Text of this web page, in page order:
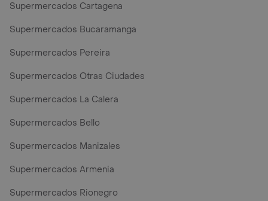
Supermercados Cartagena
Supermercados Bucaramanga
Supermercados Pereira
Supermercados Otras Ciudades
Supermercados La Calera
Supermercados Bello
Supermercados Manizales
Supermercados Armenia
Supermercados Rionegro